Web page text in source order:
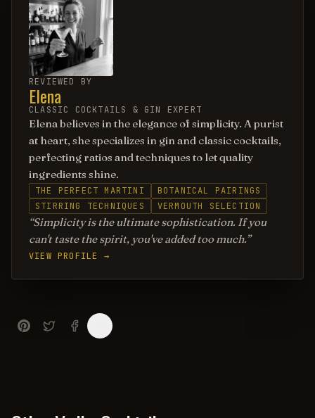
REVIEWED BY
Elena
CLASSIC COCKTAILS & GIN EXPERT
Elena believes in the elegance of simplicity. A purist
at heart, she specializes in gin and classic cocktails,
perfecting ratios and techniques to let quality
ingredients shine.
THE PERFECT MARTINI
BOTANICAL PAIRINGS
STIRRING TECHNIQUES
VERMOUTH SELECTION
Simplicity is the ultimate sophistication. If you
can't taste the spirit, you've added too much.
VIEW PROFILE →